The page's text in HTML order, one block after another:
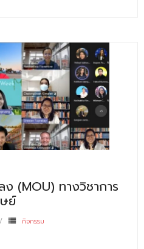
(MOU) ทางวิชาการ
ย์
กิจกรรม